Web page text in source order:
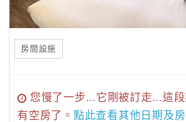
房間設施
您慢了一步...它剛被訂走...這
有空房了。 點此查看其他日期及